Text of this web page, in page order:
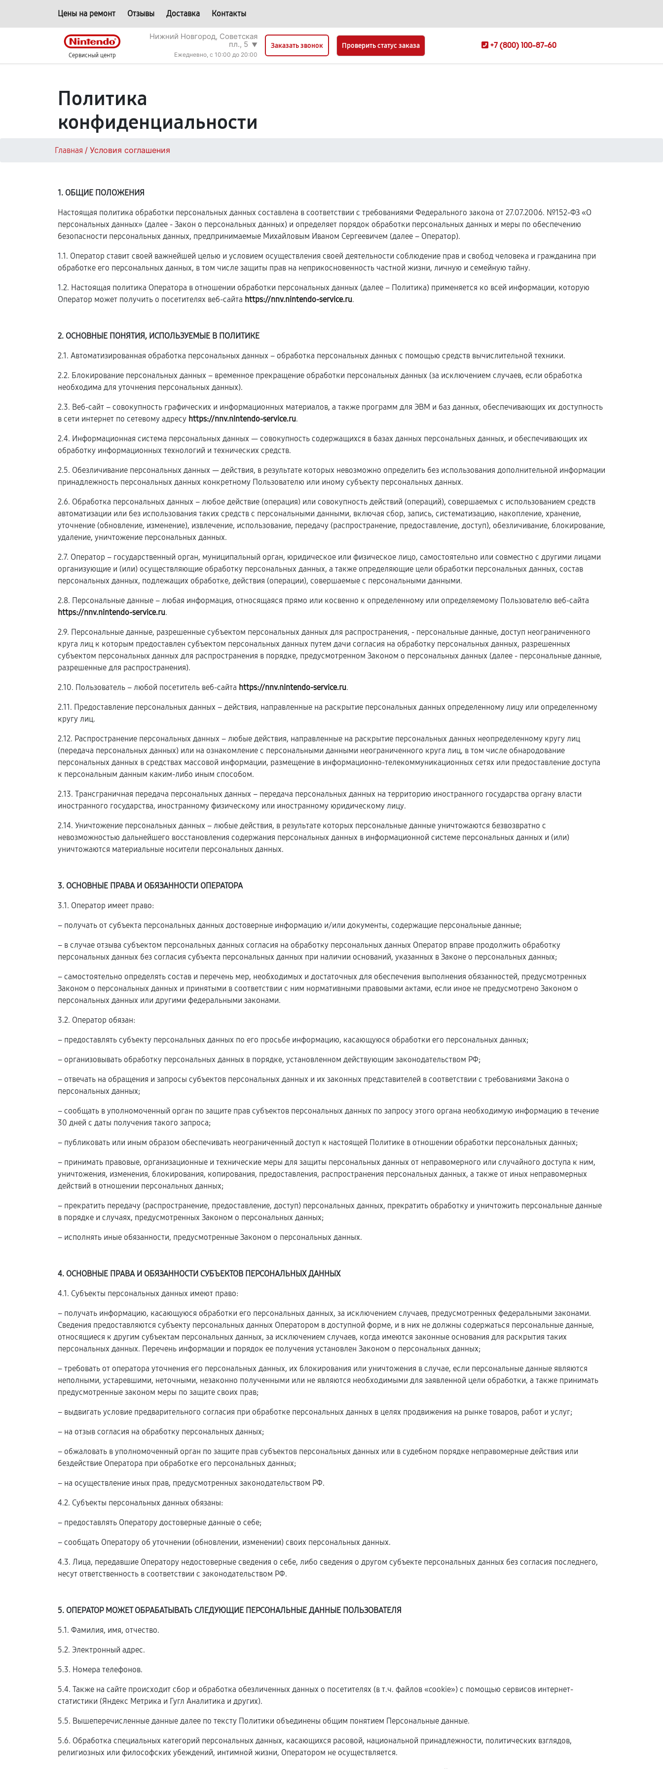
Цены на ремонт Отзывы Доставка Контакты
Сервисный центр
Нижний Новгород, Советская
пл., 5 ▼
Ежедневно, с 10:00 до 20:00
Заказать звонок Проверить статус заказа +7 (800) 100-87-60
Политика
конфиденциальности
Главная / Условия соглашения
1. ОБЩИЕ ПОЛОЖЕНИЯ
Настоящая политика обработки персональных данных составлена в соответствии с требованиями Федерального закона от 27.07.2006. №152-ФЗ «О
персональных данных» (далее - Закон о персональных данных) и определяет порядок обработки персональных данных и меры по обеспечению
безопасности персональных данных, предпринимаемые Михайловым Иваном Сергеевичем (далее – Оператор).
1.1. Оператор ставит своей важнейшей целью и условием осуществления своей деятельности соблюдение прав и свобод человека и гражданина при
обработке его персональных данных, в том числе защиты прав на неприкосновенность частной жизни, личную и семейную тайну.
1.2. Настоящая политика Оператора в отношении обработки персональных данных (далее – Политика) применяется ко всей информации, которую
Оператор может получить о посетителях веб-сайта https://nnv.nintendo-service.ru.
2. ОСНОВНЫЕ ПОНЯТИЯ, ИСПОЛЬЗУЕМЫЕ В ПОЛИТИКЕ
2.1. Автоматизированная обработка персональных данных – обработка персональных данных с помощью средств вычислительной техники.
2.2. Блокирование персональных данных – временное прекращение обработки персональных данных (за исключением случаев, если обработка
необходима для уточнения персональных данных).
2.3. Веб-сайт – совокупность графических и информационных материалов, а также программ для ЭВМ и баз данных, обеспечивающих их доступность
в сети интернет по сетевому адресу https://nnv.nintendo-service.ru.
2.4. Информационная система персональных данных — совокупность содержащихся в базах данных персональных данных, и обеспечивающих их
обработку информационных технологий и технических средств.
2.5. Обезличивание персональных данных — действия, в результате которых невозможно определить без использования дополнительной информации
принадлежность персональных данных конкретному Пользователю или иному субъекту персональных данных.
2.6. Обработка персональных данных – любое действие (операция) или совокупность действий (операций), совершаемых с использованием средств
автоматизации или без использования таких средств с персональными данными, включая сбор, запись, систематизацию, накопление, хранение,
уточнение (обновление, изменение), извлечение, использование, передачу (распространение, предоставление, доступ), обезличивание, блокирование,
удаление, уничтожение персональных данных.
2.7. Оператор – государственный орган, муниципальный орган, юридическое или физическое лицо, самостоятельно или совместно с другими лицами
организующие и (или) осуществляющие обработку персональных данных, а также определяющие цели обработки персональных данных, состав
персональных данных, подлежащих обработке, действия (операции), совершаемые с персональными данными.
2.8. Персональные данные – любая информация, относящаяся прямо или косвенно к определенному или определяемому Пользователю веб-сайта
https://nnv.nintendo-service.ru.
2.9. Персональные данные, разрешенные субъектом персональных данных для распространения, - персональные данные, доступ неограниченного
круга лиц к которым предоставлен субъектом персональных данных путем дачи согласия на обработку персональных данных, разрешенных
субъектом персональных данных для распространения в порядке, предусмотренном Законом о персональных данных (далее - персональные данные,
разрешенные для распространения).
2.10. Пользователь – любой посетитель веб-сайта https://nnv.nintendo-service.ru.
2.11. Предоставление персональных данных – действия, направленные на раскрытие персональных данных определенному лицу или определенному
кругу лиц.
2.12. Распространение персональных данных – любые действия, направленные на раскрытие персональных данных неопределенному кругу лиц
(передача персональных данных) или на ознакомление с персональными данными неограниченного круга лиц, в том числе обнародование
персональных данных в средствах массовой информации, размещение в информационно-телекоммуникационных сетях или предоставление доступа
к персональным данным каким-либо иным способом.
2.13. Трансграничная передача персональных данных – передача персональных данных на территорию иностранного государства органу власти
иностранного государства, иностранному физическому или иностранному юридическому лицу.
2.14. Уничтожение персональных данных – любые действия, в результате которых персональные данные уничтожаются безвозвратно с
невозможностью дальнейшего восстановления содержания персональных данных в информационной системе персональных данных и (или)
уничтожаются материальные носители персональных данных.
3. ОСНОВНЫЕ ПРАВА И ОБЯЗАННОСТИ ОПЕРАТОРА
3.1. Оператор имеет право:
– получать от субъекта персональных данных достоверные информацию и/или документы, содержащие персональные данные;
– в случае отзыва субъектом персональных данных согласия на обработку персональных данных Оператор вправе продолжить обработку
персональных данных без согласия субъекта персональных данных при наличии оснований, указанных в Законе о персональных данных;
– самостоятельно определять состав и перечень мер, необходимых и достаточных для обеспечения выполнения обязанностей, предусмотренных
Законом о персональных данных и принятыми в соответствии с ним нормативными правовыми актами, если иное не предусмотрено Законом о
персональных данных или другими федеральными законами.
3.2. Оператор обязан:
– предоставлять субъекту персональных данных по его просьбе информацию, касающуюся обработки его персональных данных;
– организовывать обработку персональных данных в порядке, установленном действующим законодательством РФ;
– отвечать на обращения и запросы субъектов персональных данных и их законных представителей в соответствии с требованиями Закона о
персональных данных;
– сообщать в уполномоченный орган по защите прав субъектов персональных данных по запросу этого органа необходимую информацию в течение
30 дней с даты получения такого запроса;
– публиковать или иным образом обеспечивать неограниченный доступ к настоящей Политике в отношении обработки персональных данных;
– принимать правовые, организационные и технические меры для защиты персональных данных от неправомерного или случайного доступа к ним,
уничтожения, изменения, блокирования, копирования, предоставления, распространения персональных данных, а также от иных неправомерных
действий в отношении персональных данных;
– прекратить передачу (распространение, предоставление, доступ) персональных данных, прекратить обработку и уничтожить персональные данные
в порядке и случаях, предусмотренных Законом о персональных данных;
– исполнять иные обязанности, предусмотренные Законом о персональных данных.
4. ОСНОВНЫЕ ПРАВА И ОБЯЗАННОСТИ СУБЪЕКТОВ ПЕРСОНАЛЬНЫХ ДАННЫХ
4.1. Субъекты персональных данных имеют право:
– получать информацию, касающуюся обработки его персональных данных, за исключением случаев, предусмотренных федеральными законами.
Сведения предоставляются субъекту персональных данных Оператором в доступной форме, и в них не должны содержаться персональные данные,
относящиеся к другим субъектам персональных данных, за исключением случаев, когда имеются законные основания для раскрытия таких
персональных данных. Перечень информации и порядок ее получения установлен Законом о персональных данных;
– требовать от оператора уточнения его персональных данных, их блокирования или уничтожения в случае, если персональные данные являются
неполными, устаревшими, неточными, незаконно полученными или не являются необходимыми для заявленной цели обработки, а также принимать
предусмотренные законом меры по защите своих прав;
– выдвигать условие предварительного согласия при обработке персональных данных в целях продвижения на рынке товаров, работ и услуг;
– на отзыв согласия на обработку персональных данных;
– обжаловать в уполномоченный орган по защите прав субъектов персональных данных или в судебном порядке неправомерные действия или
бездействие Оператора при обработке его персональных данных;
– на осуществление иных прав, предусмотренных законодательством РФ.
4.2. Субъекты персональных данных обязаны:
– предоставлять Оператору достоверные данные о себе;
– сообщать Оператору об уточнении (обновлении, изменении) своих персональных данных.
4.3. Лица, передавшие Оператору недостоверные сведения о себе, либо сведения о другом субъекте персональных данных без согласия последнего,
несут ответственность в соответствии с законодательством РФ.
5. ОПЕРАТОР МОЖЕТ ОБРАБАТЫВАТЬ СЛЕДУЮЩИЕ ПЕРСОНАЛЬНЫЕ ДАННЫЕ ПОЛЬЗОВАТЕЛЯ
5.1. Фамилия, имя, отчество.
5.2. Электронный адрес.
5.3. Номера телефонов.
5.4. Также на сайте происходит сбор и обработка обезличенных данных о посетителях (в т.ч. файлов «cookie») с помощью сервисов интернет-
статистики (Яндекс Метрика и Гугл Аналитика и других).
5.5. Вышеперечисленные данные далее по тексту Политики объединены общим понятием Персональные данные.
5.6. Обработка специальных категорий персональных данных, касающихся расовой, национальной принадлежности, политических взглядов,
религиозных или философских убеждений, интимной жизни, Оператором не осуществляется.